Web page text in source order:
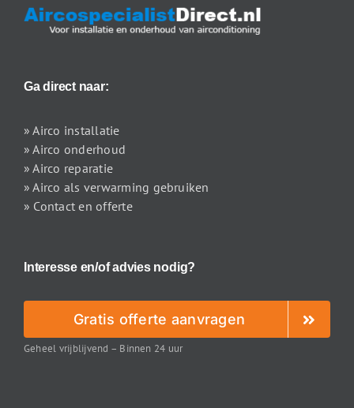
Ga direct naar:
» Airco installatie
» Airco onderhoud
» Airco reparatie
» Airco als verwarming gebruiken
» Contact en offerte
Interesse en/of advies nodig?
Gratis offerte aanvragen
Geheel vrijblijvend – Binnen 24 uur